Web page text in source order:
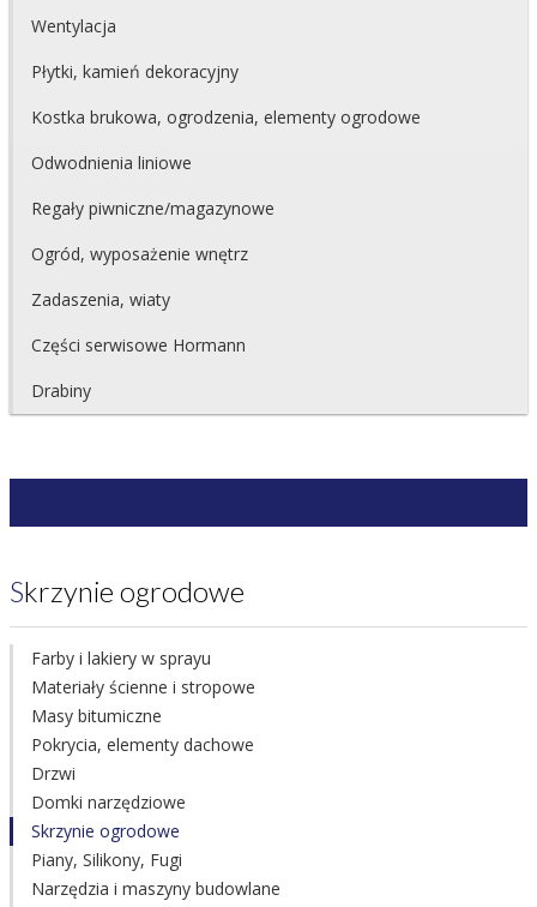
Wentylacja
Płytki, kamień dekoracyjny
Kostka brukowa, ogrodzenia, elementy ogrodowe
Odwodnienia liniowe
Regały piwniczne/magazynowe
Ogród, wyposażenie wnętrz
Zadaszenia, wiaty
Części serwisowe Hormann
Drabiny
Skrzynie ogrodowe
Farby i lakiery w sprayu
Materiały ścienne i stropowe
Masy bitumiczne
Pokrycia, elementy dachowe
Drzwi
Domki narzędziowe
Skrzynie ogrodowe
Piany, Silikony, Fugi
Narzędzia i maszyny budowlane